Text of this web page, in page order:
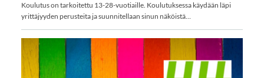
Koulutus on tarkoitettu 13-28-vuotiaille. Koulutuksessa käydään läpi
yrittäjyyden perusteita ja suunnitellaan sinun näköistä…